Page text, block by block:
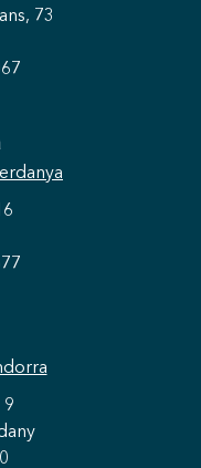
73
9